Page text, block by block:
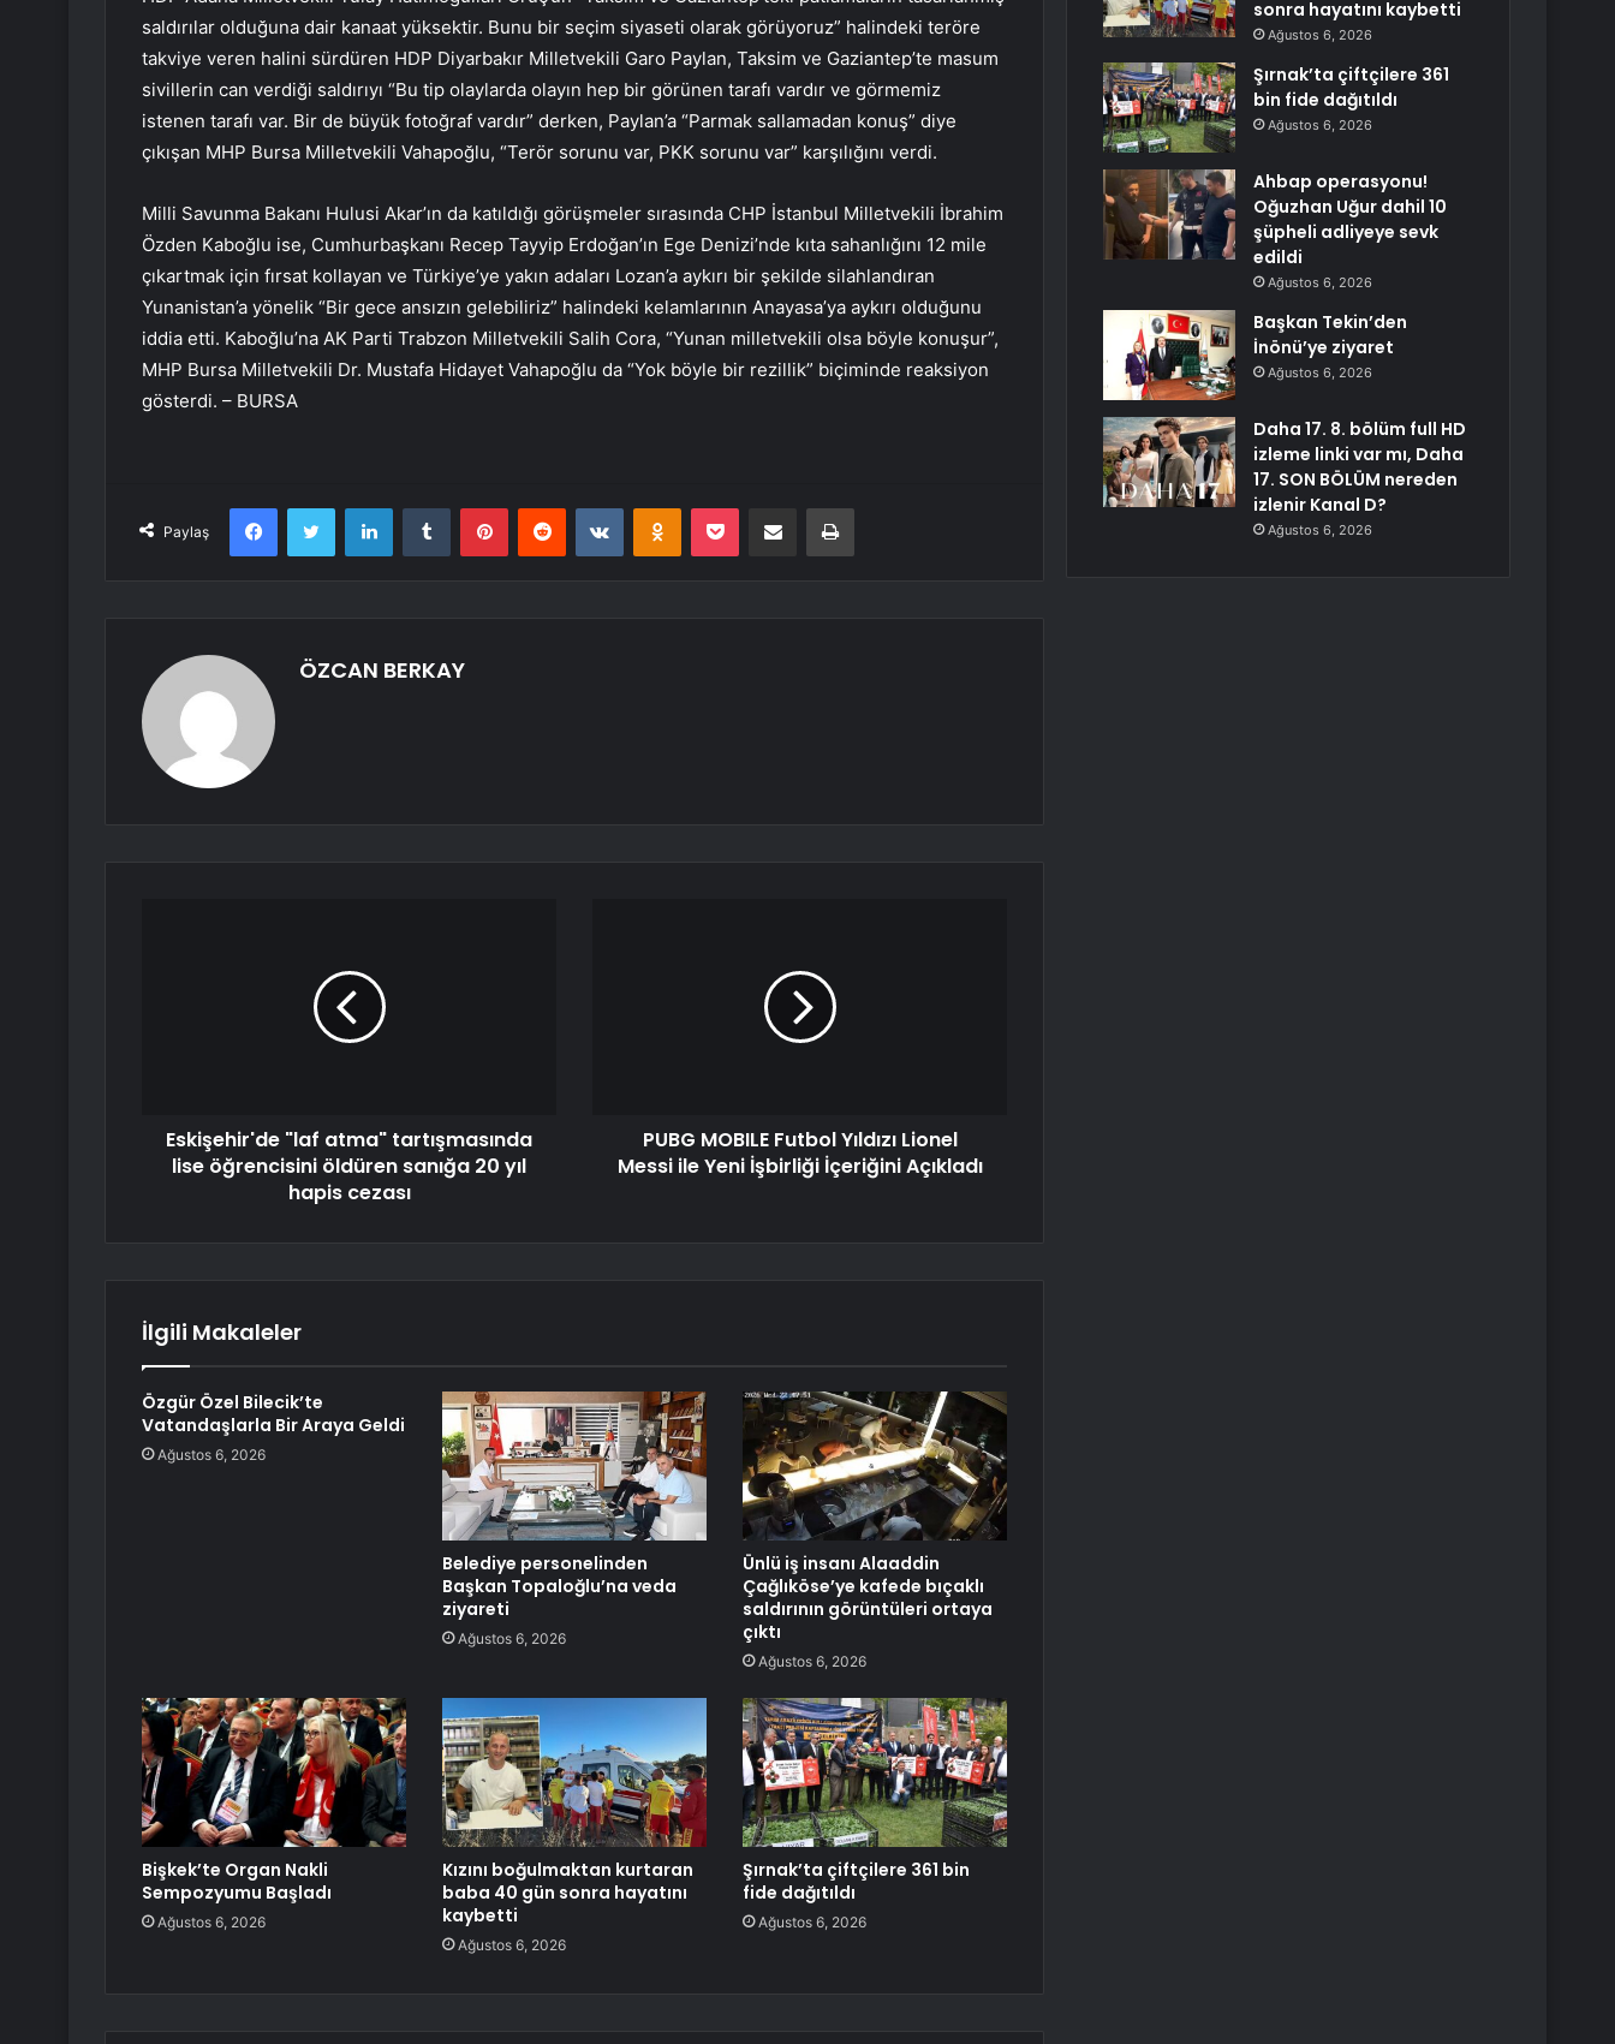
saldırılar olduğuna dair kanaat yüksektir. Bunu bir seçim siyaseti olarak görüyoruz” halindeki teröre
takviye veren halini sürdüren HDP Diyarbakır Milletvekili Garo Paylan, Taksim ve Gaziantep’te masum
sivillerin can verdiği saldırıyı “Bu tip olaylarda olayın hep bir görünen tarafı vardır ve görmemiz
istenen tarafı var. Bir de büyük fotoğraf vardır” derken, Paylan’a “Parmak sallamadan konuş” diye
çıkışan MHP Bursa Milletvekili Vahapoğlu, “Terör sorunu var, PKK sorunu var” karşılığını verdi.
Milli Savunma Bakanı Hulusi Akar’ın da katıldığı görüşmeler sırasında CHP İstanbul Milletvekili İbrahim
Özden Kaboğlu ise, Cumhurbaşkanı Recep Tayyip Erdoğan’ın Ege Denizi’nde kıta sahanlığını 12 mile
çıkartmak için fırsat kollayan ve Türkiye’ye yakın adaları Lozan’a aykırı bir şekilde silahlandıran
Yunanistan’a yönelik “Bir gece ansızın gelebiliriz” halindeki kelamlarının Anayasa’ya aykırı olduğunu
iddia etti. Kaboğlu’na AK Parti Trabzon Milletvekili Salih Cora, “Yunan milletvekili olsa böyle konuşur”,
MHP Bursa Milletvekili Dr. Mustafa Hidayet Vahapoğlu da “Yok böyle bir rezillik” biçiminde reaksiyon
gösterdi. – BURSA
Paylaş
FacebookTwitter LinkedInTumblr PinterestReddit VKontakteOdnoklassniki
Pocket E-Posta ile paylaş Yazdır
ÖZCAN BERKAY
Eskişehir'de "laf atma" tartışmasında
lise öğrencisini öldüren sanığa 20 yıl
hapis cezası
PUBG MOBILE Futbol Yıldızı Lionel
Messi ile Yeni İşbirliği İçeriğini Açıkladı
İlgili Makaleler
Özgür Özel Bilecik’te
Vatandaşlarla Bir Araya Geldi
Ağustos 6, 2026
Belediye personelinden
Başkan Topaloğlu’na veda
ziyareti
Ağustos 6, 2026
Ünlü iş insanı Alaaddin
Çağlıköse’ye kafede bıçaklı
saldırının görüntüleri ortaya
çıktı
Ağustos 6, 2026
Bişkek’te Organ Nakli
Sempozyumu Başladı
Ağustos 6, 2026
Kızını boğulmaktan kurtaran
baba 40 gün sonra hayatını
kaybetti
Ağustos 6, 2026
Şırnak’ta çiftçilere 361 bin
fide dağıtıldı
Ağustos 6, 2026
sonra hayatını kaybetti
Ağustos 6, 2026
Şırnak’ta çiftçilere 361
bin fide dağıtıldı
Ağustos 6, 2026
Ahbap operasyonu!
Oğuzhan Uğur dahil 10
şüpheli adliyeye sevk
edildi
Ağustos 6, 2026
Başkan Tekin’den
İnönü’ye ziyaret
Ağustos 6, 2026
Daha 17. 8. bölüm full HD
izleme linki var mı, Daha
17. SON BÖLÜM nereden
izlenir Kanal D?
Ağustos 6, 2026